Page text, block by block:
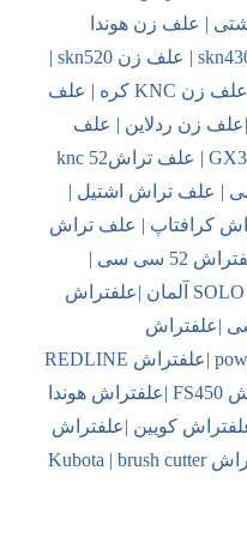
| علف زن هوندا
| علف زن skn520
|
علف زن KNC کره | علف
|علف زن ردلاین | علف
| علف تراش knc 52
تراش 43 سی سی | علف تراش اشتیل |
کرافتاپ | علف تراش
کره |علفتراش 52 سی سی |
SOLO آلمان |علفتراش
|علفتراش
|علفتراش REDLINE
FS450 |علفتراش هوندا
کویین |علفتراش
Kubota |brush cutter